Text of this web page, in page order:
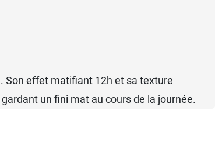
Son effet matifiant 12h et sa texture
un fini mat au cours de la journée.